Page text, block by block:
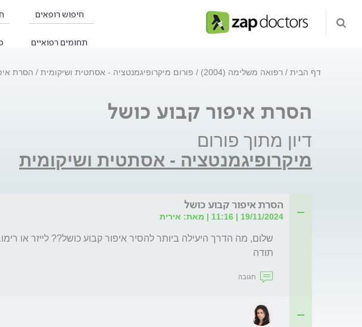
חיפוש רופאים
תחומים רפואיים
דף הבית רפואה משלימה (2004) פורום מיקרופיגמנטציה - אסתטית ושיקומית הסרת
הסרת איפור קבוע כושל
דיון מתוך פורום
מיקרופיגמנטציה - אסתטית ושיקומית
הסרת איפור קבוע כושל
19/11/2024 | 11:16 | מאת: אירית
תודה
תגובה